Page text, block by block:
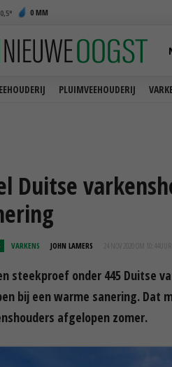
0 MM
PLUIMVEEHOUDERIJ
Duitse
VARKENS JOHN LAMERS 24 NOV 2020 OM 10:44
steekproef onder 445 Duitse
bij een warme sanering. Dat
afgelopen zomer.